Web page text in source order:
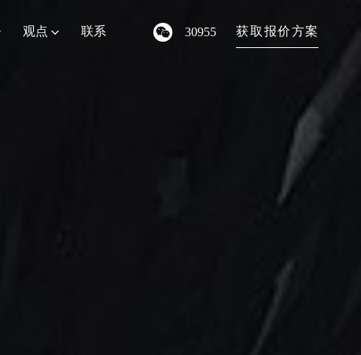
获取 报价方案
30955
观点 联系